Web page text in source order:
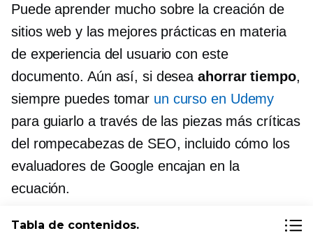
Puede aprender mucho sobre la creación de
sitios web y las mejores prácticas en materia
de experiencia del usuario con este
documento. Aún así, si deseaahorrar tiempo,
siempre puedes tomar un curso en Udemy
para guiarlo a través de las piezas más críticas
del rompecabezas de SEO, incluido cómo los
evaluadores de Google encajan en la
ecuación.
Independientemente de si profundizas en
Tabla de contenidos.